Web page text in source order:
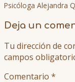
Psicóloga Alejandra
Deja un
Tu dirección de
campos
Comentario *